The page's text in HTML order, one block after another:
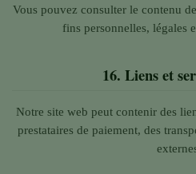
Vous pouvez consulter le contenu
fins personnelles, légales
16. Liens et
Notre site web peut contenir des
prestataires de paiement, des